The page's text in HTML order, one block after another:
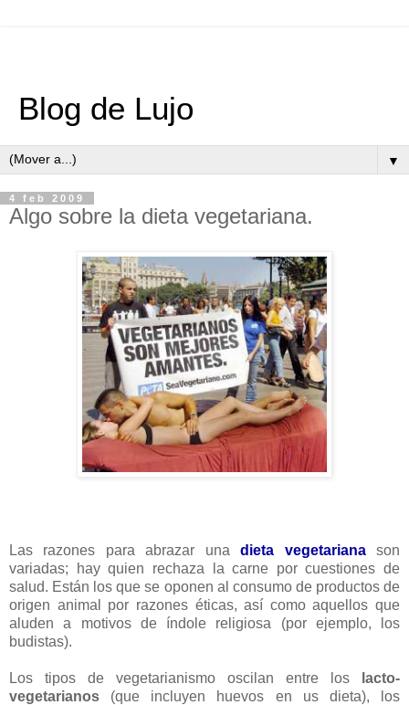
Blog de Lujo
▼
4 feb 2009
Algo sobre la dieta vegetariana.
Las razones para abrazar unadieta vegetariana
son
variadas; hay quien rechaza la carne por cuestiones de
salud. Están los que se oponen al consumo de productos de
origen animal por razones éticas, así como aquellos que
aluden a motivos de índole religiosa (por ejemplo, los
budistas).
Los tipos de vegetarianismo oscilan entre los
lacto-
vegetarianos (que incluyen huevos en us dieta), los